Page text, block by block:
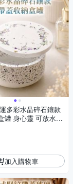
多彩水晶碎石鑲款
罐 身心靈 可放水晶
用途首飾品精緻收
創作風格擺件
加入購物車